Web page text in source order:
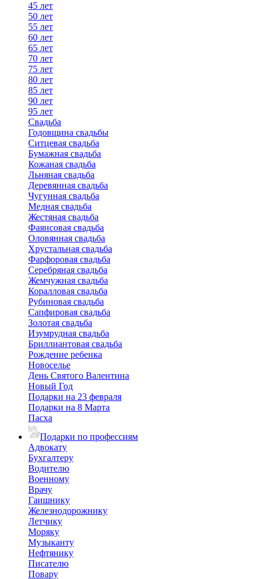
45 лет
50 лет
55 лет
60 лет
65 лет
70 лет
75 лет
80 лет
85 лет
90 лет
95 лет
Свадьба
Годовщина свадьбы
Ситцевая свадьба
Бумажная свадьба
Кожаная свадьба
Льняная свадьба
Деревянная свадьба
Чугунная свадьба
Медная свадьба
Жестяная свадьба
Фаянсовая свадьба
Оловянная свадьба
Хрустальная свадьба
Фарфоровая свадьба
Серебряная свадьба
Жемчужная свадьба
Коралловая свадьба
Рубиновая свадьба
Сапфировая свадьба
Золотая свадьба
Изумрудная свадьба
Бриллиантовая свадьба
Рождение ребенка
Новоселье
День Святого Валентина
Новый Год
Подарки на 23 февраля
Подарки на 8 Марта
Пасха
Подарки по профессиям
Адвокату
Бухгалтеру
Водителю
Военному
Врачу
Гаишнику
Железнодорожнику
Летчику
Моряку
Музыканту
Нефтянику
Писателю
Повару